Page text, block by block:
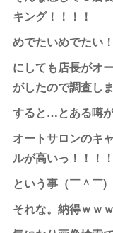
キング！！！！
めでたいめでたい
にしても店長がオ
がしたので調査しま
すると…とある噂が
オートサロンのキ
ルが高いっ！！！！
という事（￣＾￣)ゞ
それな。納得ｗｗｗ